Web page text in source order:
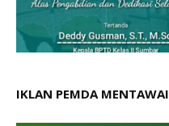
IKLAN PEMDA MENTAWAI